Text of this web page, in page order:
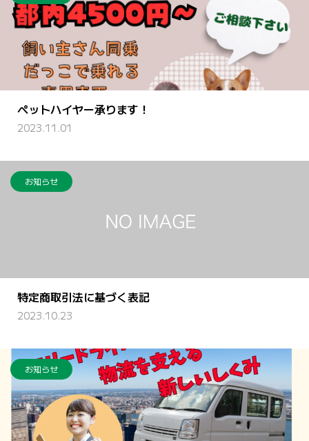
ペットハイヤー承ります！
2023.11.01
お知らせ
特定商取引法に基づく表記
2023.10.23
お知らせ